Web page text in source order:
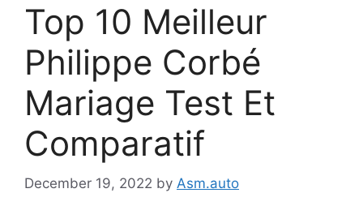
Top 10 Meilleur
Philippe Corbé
Mariage Test Et
Comparatif
December 19, 2022 by Asm.auto